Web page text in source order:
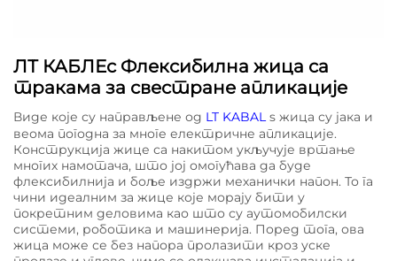
ЛТ КАБЛЕс Флексибилна жица са
тракама за свестране апликације
Виде које су направљене од LT KABALs жица су јака и
веома погодна за многе електричне апликације.
Конструкција жице са накитом укључује вртање
многих намотача, што јој омогућава да буде
флексибилнија и боље издржи механички напон. То га
чини идеалним за жице које морају бити у
покретним деловима као што су аутомобилски
системи, роботика и машинерија. Поред тога, ова
жица може се без напора пролазити кроз уске